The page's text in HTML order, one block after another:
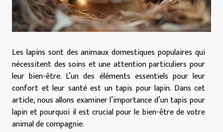
Les lapins sont des animaux domestiques populaires qui
nécessitent des soins et une attention particuliers pour
leur bien-être. L’un des éléments essentiels pour leur
confort et leur santé est un tapis pour lapin. Dans cet
article, nous allons examiner l’importance d’un tapis pour
lapin et pourquoi il est crucial pour le bien-être de votre
animal de compagnie.